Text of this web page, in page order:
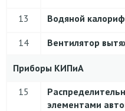
13 Водяной
14 Вентилятор
Приборы КИПиА
15
элементами